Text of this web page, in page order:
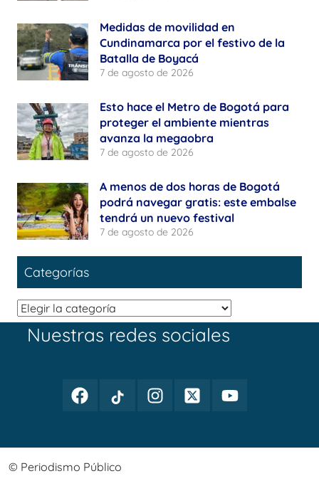
Medidas de movilidad en
Cundinamarca por el festivo de la
Batalla de Boyacá
7 de agosto de 2026
Esto hace el Metro de Bogotá para
proteger el ambiente mientras
avanza la megaobra
7 de agosto de 2026
A menos de dos horas de Bogotá
podrá navegar gratis: este embalse
tendrá un nuevo festival
7 de agosto de 2026
Categorías
Categorías
Nuestras redes sociales
Facebook
Periodismo
TikTok
Periodismo
InstagramTwitterYoutube
© Periodismo Público